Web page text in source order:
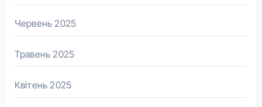
Червень 2025
Травень 2025
Квітень 2025